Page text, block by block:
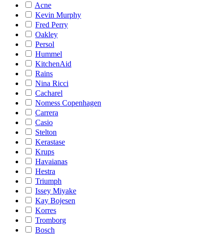
Acne
Kevin Murphy
Fred Perry
Oakley
Persol
Hummel
KitchenAid
Rains
Nina Ricci
Cacharel
Nomess Copenhagen
Carrera
Casio
Stelton
Kerastase
Krups
Havaianas
Hestra
Triumph
Issey Miyake
Kay Bojesen
Korres
Tromborg
Bosch